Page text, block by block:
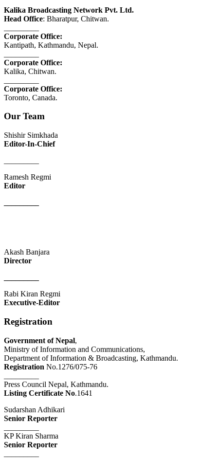
Kalika Broadcasting Network Pvt. Ltd.
Head Office: Bharatpur, Chitwan.
Corporate Office:
Kantipath, Kathmandu, Nepal.
Corporate Office:
Kalika, Chitwan.
Corporate Office:
Toronto, Canada.
Our Team
Shishir Simkhada
Editor-In-Chief
Ramesh Regmi
Editor
Akash Banjara
Director
Rabi Kiran Regmi
Executive-Editor
Registration
Government of Nepal,
Ministry of Information and Communications,
Department of Information & Broadcasting, Kathmandu.
Registration No.1276/075-76
Press Council Nepal, Kathmandu.
Listing Certificate No.1641
Sudarshan Adhikari
Senior Reporter
KP Kiran Sharma
Senior Reporter